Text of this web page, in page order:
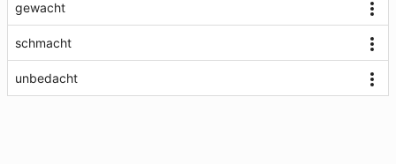
gewacht
schmacht
unbedacht